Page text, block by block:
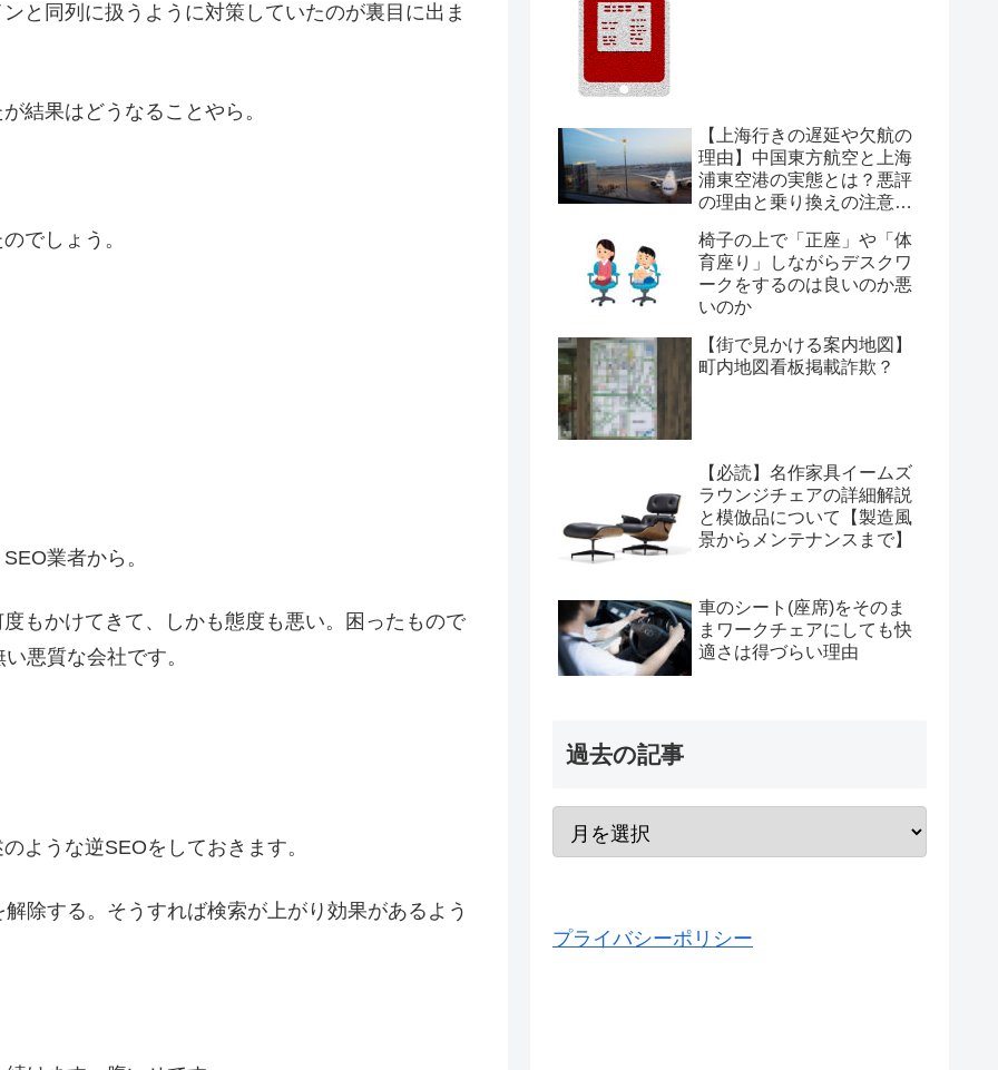
と同列に扱うように対策していたのが裏目に出ま
結果はどうなることやら。
でしょう。
業者から。
もかけてきて、しかも態度も悪い。困ったもので
悪質な会社です。
ような逆SEOをしておきます。
除する。そうすれば検索が上がり効果があるよう
【上海行きの遅延や欠航の
理由】中国東方航空と上海
浦東空港の実態とは？悪評
の理由と乗り換えの注意点
椅子の上で「正座」や「体
育座り」しながらデスクワ
ークをするのは良いのか悪
いのか
【街で見かける案内地図】
町内地図看板掲載詐欺？
【必読】名作家具イームズ
ラウンジチェアの詳細解説
と模倣品について【製造風
景からメンテナンスまで】
車のシート(座席)をそのま
まワークチェアにしても快
適さは得づらい理由
過去の記事
プライバシーポリシー